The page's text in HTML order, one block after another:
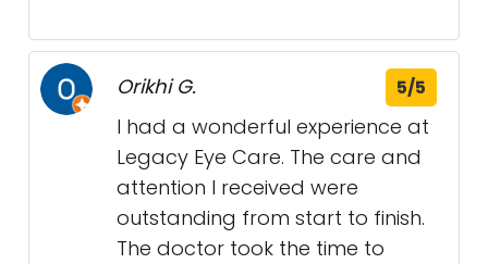
Orikhi G. 5/5
I had a wonderful experience at
Legacy Eye Care. The care and
attention I received were
outstanding from start to finish.
The doctor took the time to